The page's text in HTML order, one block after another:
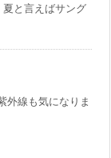
と言えばサング
外線も気になりま